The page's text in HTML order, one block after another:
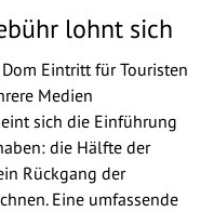
lohnt sich
Eintritt für Touristen
Medien
sich die Einführung
die Hälfte der
Rückgang der
Eine umfassende